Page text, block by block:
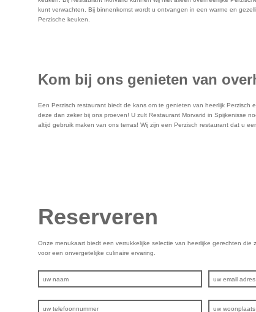
kunt verwachten. Bij binnenkomst wordt u ontvangen in een warme en
Perzische keuken.
Kom bij ons genieten van
Een Perzisch restaurant biedt de kans om te genieten van heerlijk
deze dan zeker bij ons proeven! U zult Restaurant Morvarid in Spijkenisse
altijd gebruik maken van ons terras! Wij zijn een Perzisch restaurant dat u
Reserveren
Onze menukaart biedt een verrukkelijke selectie van heerlijke gerechten
voor een onvergetelijke culinaire ervaring.